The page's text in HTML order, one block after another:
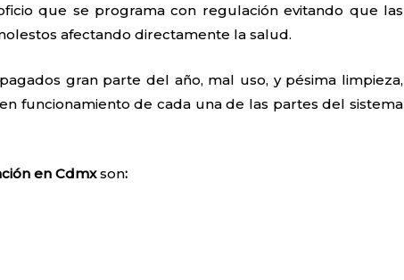
que se programa con regulación evitando que las
afectando directamente la salud.
gran parte del año, mal uso, y pésima limpieza,
funcionamiento de cada una de las partes del sistema
en Cdmxson: